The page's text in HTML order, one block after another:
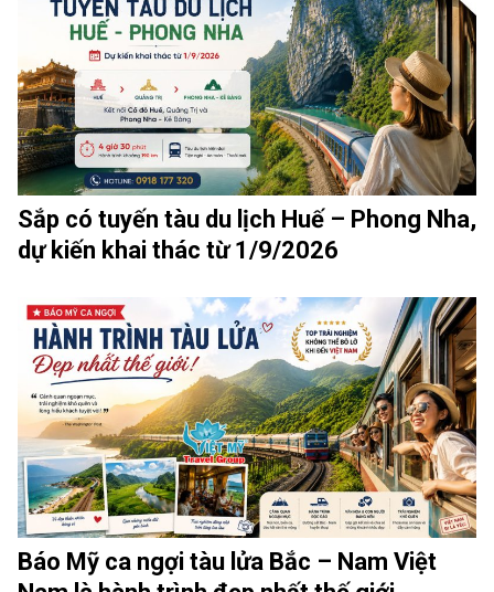
Sắp có tuyến tàu du lịch Huế – Phong Nha,
dự kiến khai thác từ 1/9/2026
Báo Mỹ ca ngợi tàu lửa Bắc – Nam Việt